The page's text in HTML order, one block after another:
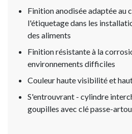
Finition anodisée adaptée au
l'étiquetage dans les
des aliments
Finition résistante à la
environnements difficiles
Couleur haute visibilité et
S'entrouvrant - cylindre
goupilles avec clé passe-